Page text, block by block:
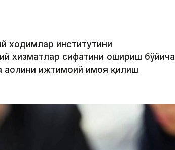
ходимлар институтини
хизматлар сифатини ошириш бўйича
ижтимоий ҳимоя қилиш